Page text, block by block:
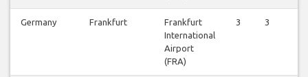
Germany Frankfurt
Frankfurt
International
Airport
(FRA)
3 3